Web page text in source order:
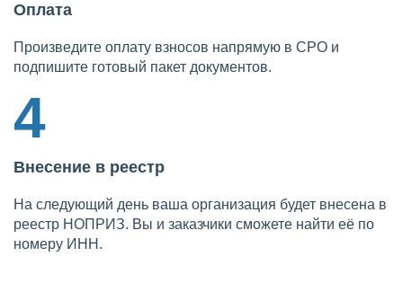
Оплата
Произведите оплату взносов напрямую в СРО и
подпишите готовый пакет документов.
4
Внесение в реестр
На следующий день ваша организация будет внесена в
реестр НОПРИЗ. Вы и заказчики сможете найти её по
номеру ИНН.